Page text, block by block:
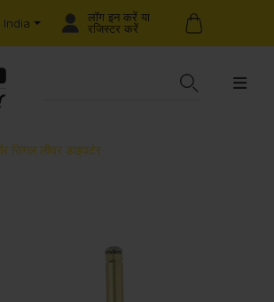
India
लॉग इन करें या
रजिस्टर करें
सिंगल लीवर डाइवर्टर